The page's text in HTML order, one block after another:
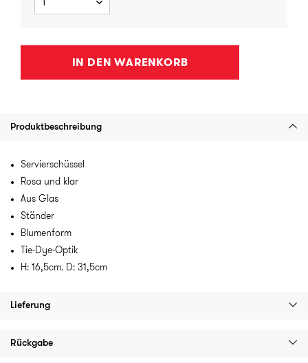
1
IN DEN WARENKORB
Produktbeschreibung
Servierschüssel
Rosa und klar
Aus Glas
Ständer
Blumenform
Tie-Dye-Optik
H: 16,5cm. D: 31,5cm
Lieferung
Rückgabe